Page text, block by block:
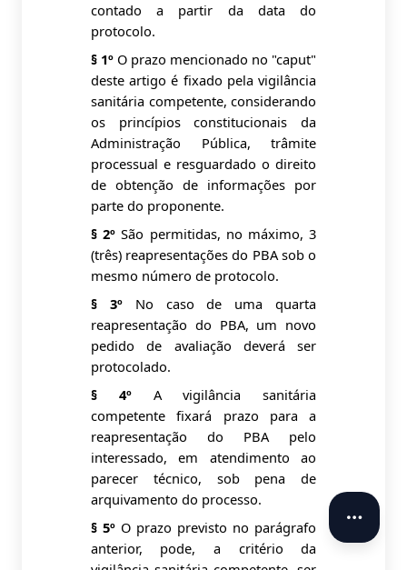
contado a partir da data do
protocolo.
§ 1ºO prazo mencionado no "caput"
deste artigo é fixado pela vigilância
sanitária competente, considerando
os princípios constitucionais da
Administração Pública, trâmite
processual e resguardado o direito
de obtenção de informações por
parte do proponente.
§ 2ºSão permitidas, no máximo, 3
(três) reapresentações do PBA sob o
mesmo número de protocolo.
§ 3ºNo caso de uma quarta
reapresentação do PBA, um novo
pedido de avaliação deverá ser
protocolado.
§ 4ºA vigilância sanitária
competente fixará prazo para a
reapresentação do PBA pelo
interessado, em atendimento ao
parecer técnico, sob pena de
arquivamento do processo.
§ 5ºO prazo previsto no parágrafo
anterior, pode, a critério da